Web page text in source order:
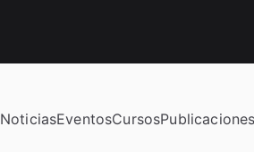
NoticiasEventosCursos